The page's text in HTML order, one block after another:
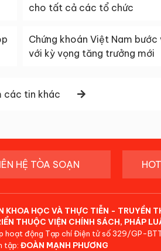
cho tất cả các tổ chức
Chứng khoán Việt Nam
với kỳ vọng tăng trưởng mới
các tin khác
HỆ TÒA SOẠN
KHOA HỌC VÀ THỰC TIỄN - TRUYỀN
THUỘC VIỆN CHÍNH SÁCH, PHÁP
hoạt động Tạp chí Điện tử số 329/GP-
tập: ĐOÀN MẠNH PHƯƠNG